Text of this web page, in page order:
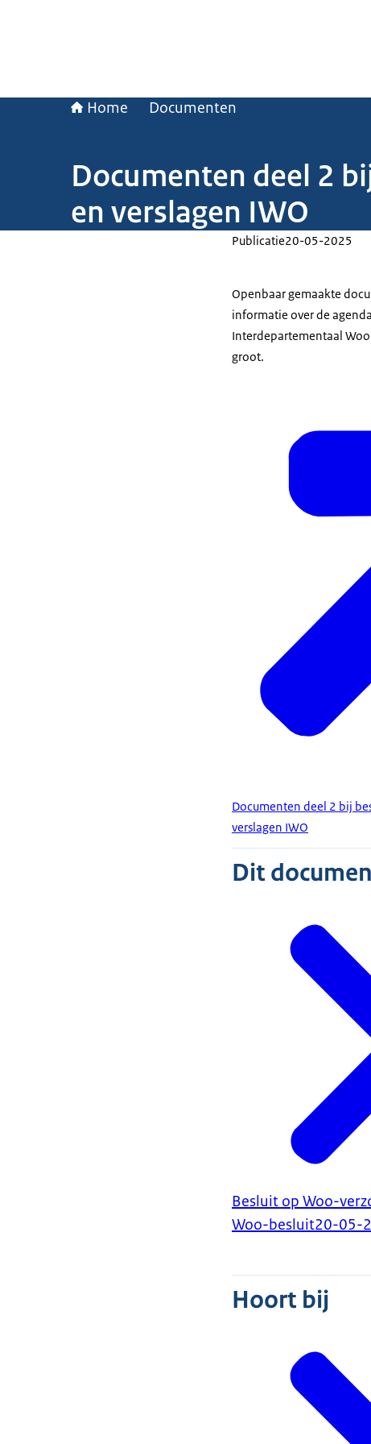
Home Documenten
Documenten deel 2
en verslagen IWO
Publicatie20-05-2025
Openbaar gemaakte
informatie over de
Interdepartementaal
groot.
Documenten deel 2 bij
verslagen IWO
Dit
Besluit op Woo-
Woo-besluit20-05-
Hoort bij